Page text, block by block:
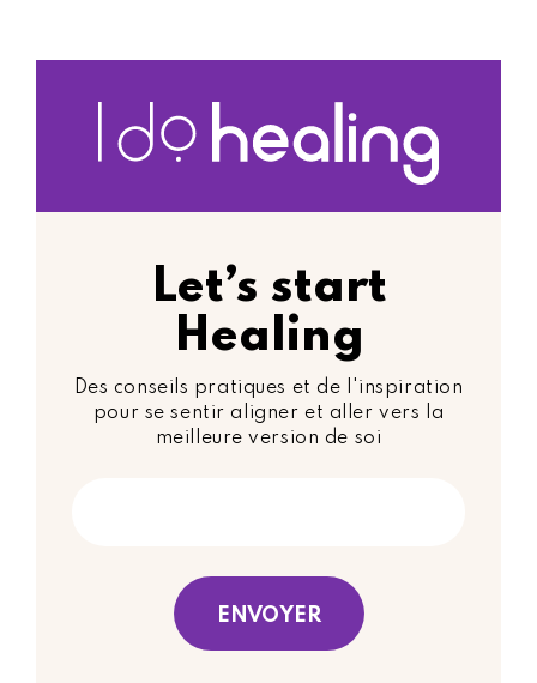
Let’s start
Healing
Des conseils pratiques et de l'inspiration
pour se sentir aligner et aller vers la
meilleure version de soi